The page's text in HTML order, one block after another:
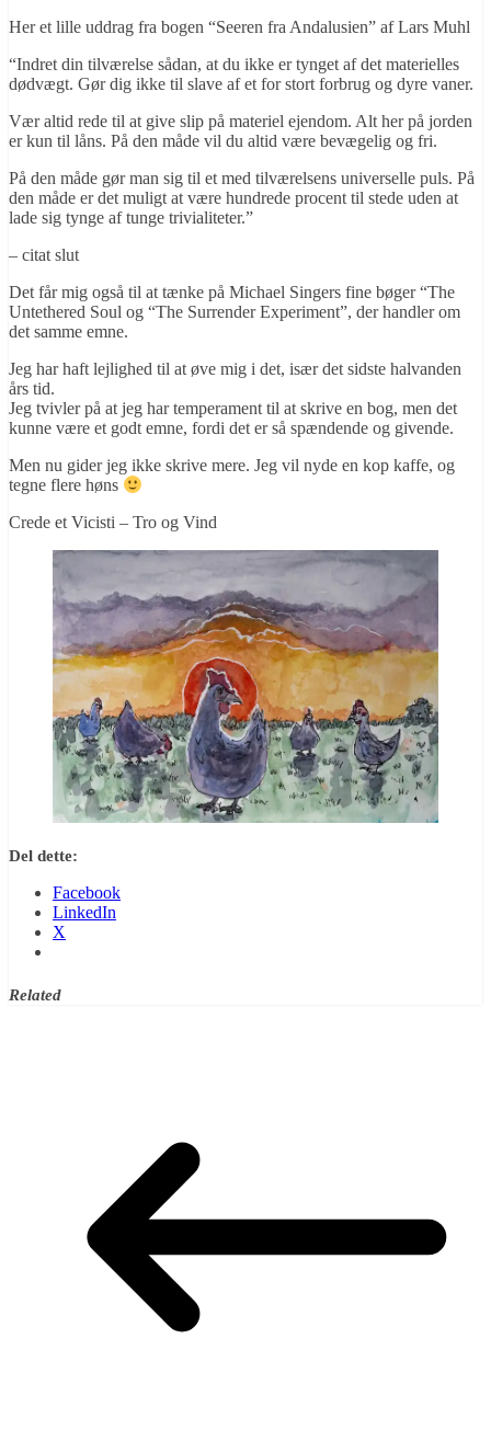
Her et lille uddrag fra bogen “Seeren fra Andalusien” af Lars Muhl
“Indret din tilværelse sådan, at du ikke er tynget af det materielles
dødvægt. Gør dig ikke til slave af et for stort forbrug og dyre vaner.
Vær altid rede til at give slip på materiel ejendom. Alt her på jorden
er kun til låns. På den måde vil du altid være bevægelig og fri.
På den måde gør man sig til et med tilværelsens universelle puls. På
den måde er det muligt at være hundrede procent til stede uden at
lade sig tynge af tunge trivialiteter.”
– citat slut
Det får mig også til at tænke på Michael Singers fine bøger “The
Untethered Soul og “The Surrender Experiment”, der handler om
det samme emne.
Jeg har haft lejlighed til at øve mig i det, især det sidste halvanden
års tid.
Jeg tvivler på at jeg har temperament til at skrive en bog, men det
kunne være et godt emne, fordi det er så spændende og givende.
Men nu gider jeg ikke skrive mere. Jeg vil nyde en kop kaffe, og
tegne flere høns
Crede et Vicisti – Tro og Vind
Del dette:
Facebook
LinkedIn
X
Related